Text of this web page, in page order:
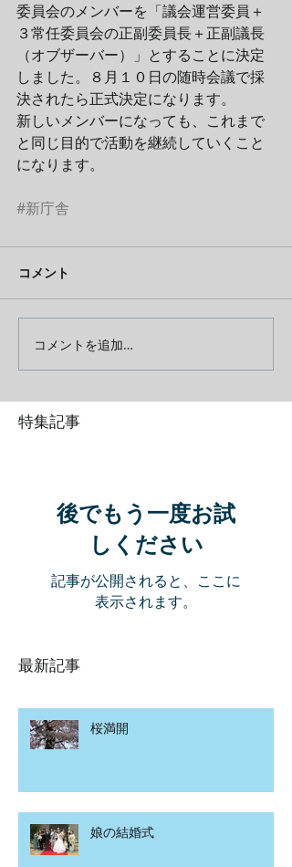
最新記事
特集記事
委員会のメンバーを「議会運営委員＋
３常任委員会の正副委員長＋正副議長
（オブザーバー）」とすることに決定
しました。８月１０日の随時会議で採
決されたら正式決定になります。
新しいメンバーになっても、これまで
と同じ目的で活動を継続していくこと
になります。
#新庁舎
コメント
コメントを追加…
後でもう一度お試
しください
記事が公開されると、ここに
表示されます。
桜満開
娘の結婚式